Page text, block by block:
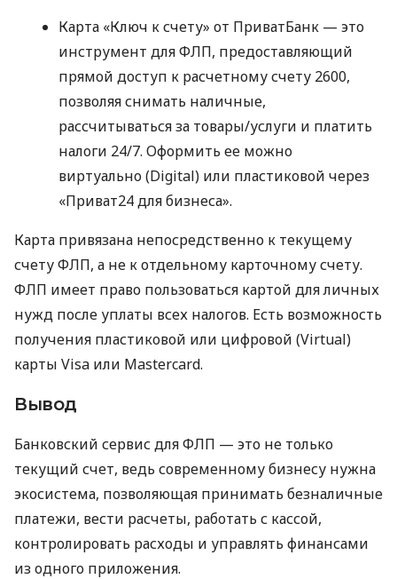
Карта «Ключ к счету» от ПриватБанк — это
инструмент для ФЛП, предоставляющий
прямой доступ к расчетному счету 2600,
позволяя снимать наличные,
рассчитываться за товары/услуги и платить
налоги 24/7. Оформить ее можно
виртуально (Digital) или пластиковой через
«Приват24 для бизнеса».
Карта привязана непосредственно к текущему
счету ФЛП, а не к отдельному карточному счету.
ФЛП имеет право пользоваться картой для личных
нужд после уплаты всех налогов. Есть возможность
получения пластиковой или цифровой (Virtual)
карты Visa или Mastercard.
Вывод
Банковский сервис для ФЛП — это не только
текущий счет, ведь современному бизнесу нужна
экосистема, позволяющая принимать безналичные
платежи, вести расчеты, работать с кассой,
контролировать расходы и управлять финансами
из одного приложения.